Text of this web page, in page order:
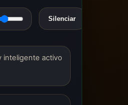
Silenciar
inteligente activo